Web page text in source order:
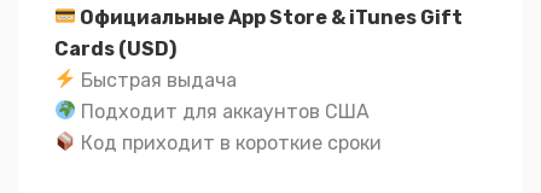
Официальные App Store & iTunes Gift
Cards (USD)
Быстрая выдача
Подходит для аккаунтов США
Код приходит в короткие сроки